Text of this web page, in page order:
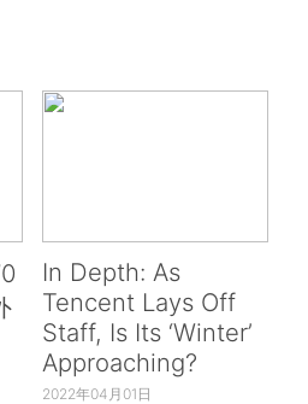
In Depth: As
Tencent Lays Off
Staff, Is Its ‘Winter’
Approaching?
2022年04月01日